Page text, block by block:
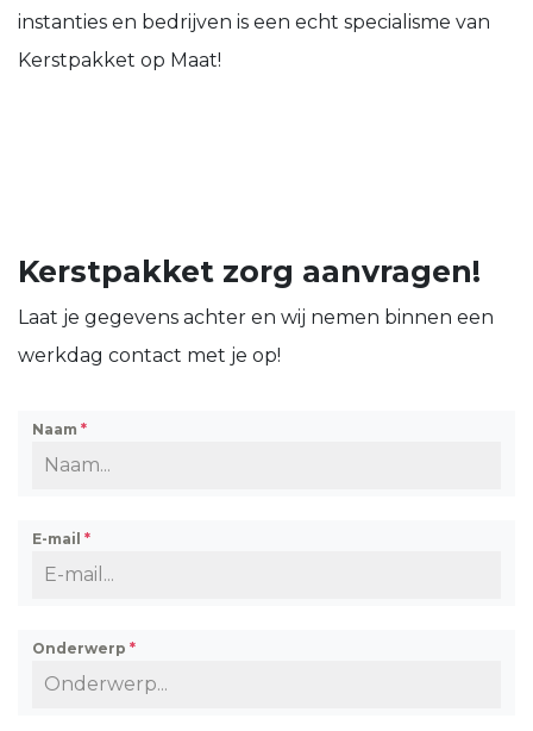
instanties en bedrijven is een echt specialisme van
Kerstpakket op Maat!
Kerstpakket zorg aanvragen!
Laat je gegevens achter en wij nemen binnen een
werkdag contact met je op!
Naam *
E-mail *
Onderwerp *